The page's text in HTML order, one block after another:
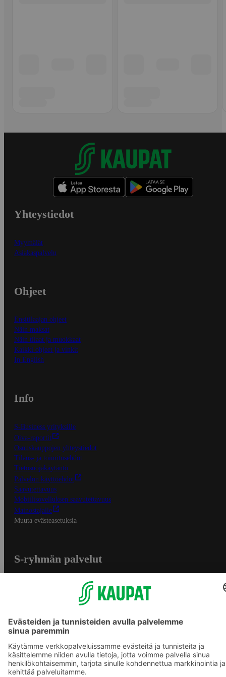
Yhteystiedot
Myymälät
Asiakaspalvelu
Ohjeet
Ensitilaajan ohjeet
Näin maksat
Näin tilaat ja muokkaat
Kaikki ohjeet ja vinkit
In English
Info
S-Business yrityksille
Oiva-raportit
Osuuskauppojen yhteystiedot
Tilaus- ja toimitusehdot
Tietosuojakäytäntö
Palvelun käyttöehdot
Saavutettavuus
Mobiilisovelluksen saavutettavuus
Mainostajalle
Muuta evästeasetuksia
S-ryhmän palvelut
S-ostoslista -sovellus
Prisma.fi
Sokos.fi
S-Pankki
Yhteishyvä